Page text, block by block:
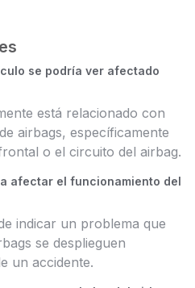
se podría ver afectado
está relacionado con
airbags, específicamente
o el circuito del airbag.
afectar el funcionamiento del
indicar un problema que
se desplieguen
un accidente.